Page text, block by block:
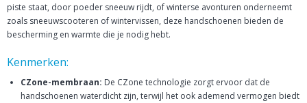
piste staat, door poeder sneeuw rijdt, of winterse avonturen onderneemt
zoals sneeuwscooteren of wintervissen, deze handschoenen bieden de
bescherming en warmte die je nodig hebt.
Kenmerken:
CZone-membraan: De CZone technologie zorgt ervoor dat de
handschoenen waterdicht zijn, terwijl het ook ademend vermogen biedt